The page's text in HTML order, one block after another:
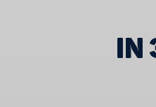
IN